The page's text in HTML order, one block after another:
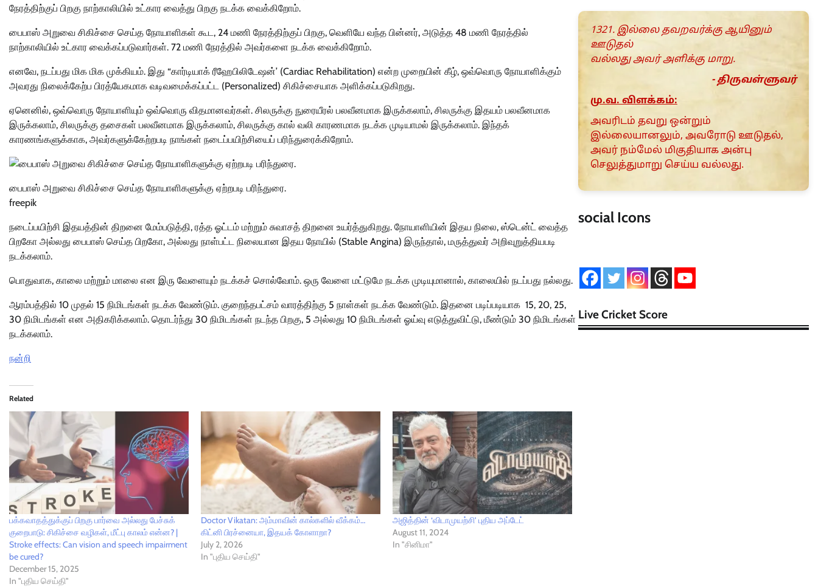
நேரத்திற்குப் பிறகு நாற்காலியில் உட்கார வைத்து பிறகு நடக்க வைக்கிறோம்.
பைபாஸ் அறுவை சிகிச்சை செய்த நோயாளிகள் கூட, 24 மணி நேரத்திற்குப் பிறகு, வெளியே வந்த பின்னர், அடுத்த 48 மணி நேரத்தில்
நாற்காலியில் உட்கார வைக்கப்படுவார்கள். 72 மணி நேரத்தில் அவர்களை நடக்க வைக்கிறோம்.
எனவே, நடப்பது மிக மிக முக்கியம். இது “கார்டியாக் ரீஹேபிலிடேஷன்’ (Cardiac Rehabilitation) என்ற முறையின் கீழ், ஒவ்வொரு நோயாளிக்கும்
அவரது நிலைக்கேற்ப பிரத்யேகமாக வடிவமைக்கப்பட்ட (Personalized) சிகிச்சையாக அளிக்கப்படுகிறது.
ஏனெனில், ஒவ்வொரு நோயாளியும் ஒவ்வொரு விதமானவர்கள். சிலருக்கு நுரையீரல் பலவீனமாக இருக்கலாம், சிலருக்கு இதயம் பலவீனமாக
இருக்கலாம், சிலருக்கு தசைகள் பலவீனமாக இருக்கலாம், சிலருக்கு கால் வலி காரணமாக நடக்க முடியாமல் இருக்கலாம். இந்தக்
காரணங்களுக்காக, அவர்களுக்கேற்றபடி நாங்கள் நடைப்பயிற்சியைப் பரிந்துரைக்கிறோம்.
பைபாஸ் அறுவை சிகிச்சை செய்த நோயாளிகளுக்கு ஏற்றபடி பரிந்துரை.
freepik
நடைப்பயிற்சி இதயத்தின் திறனை மேம்படுத்தி, ரத்த ஓட்டம் மற்றும் சுவாசத் திறனை உயர்த்துகிறது. நோயாளியின் இதய நிலை, ஸ்டென்ட் வைத்த
பிறகோ அல்லது பைபாஸ் செய்த பிறகோ, அல்லது நாள்பட்ட நிலையான இதய நோயில் (Stable Angina) இருந்தால், மருத்துவர் அறிவுறுத்தியபடி
நடக்கலாம்.
பொதுவாக, காலை மற்றும் மாலை என இரு வேளையும் நடக்கச் சொல்வோம். ஒரு வேளை மட்டுமே நடக்க முடியுமானால், காலையில் நடப்பது நல்லது.
ஆரம்பத்தில் 10 முதல் 15 நிமிடங்கள் நடக்க வேண்டும். குறைந்தபட்சம் வாரத்திற்கு 5 நாள்கள் நடக்க வேண்டும். இதனை படிப்படியாக 15, 20, 25,
30 நிமிடங்கள் என அதிகரிக்கலாம். தொடர்ந்து 30 நிமிடங்கள் நடந்த பிறகு, 5 அல்லது 10 நிமிடங்கள் ஓய்வு எடுத்துவிட்டு, மீண்டும் 30 நிமிடங்கள்
நடக்கலாம்.
நன்றி
Related
பக்கவாதத்துக்குப் பிறகு பார்வை அல்லது பேச்சுக்
குறைபாடு: சிகிச்சை வழிகள், மீட்பு காலம் என்ன? |
Stroke effects: Can vision and speech impairment
be cured?
December 15, 2025
In "புதிய செய்தி"
Doctor Vikatan: அம்மாவின் கால்களில் வீக்கம்…
கிட்னி பிரச்னையா, இதயக் கோளாறா?
July 2, 2026
In "புதிய செய்தி"
அஜித்தின் ‘விடாமுயற்சி’ புதிய அப்டேட்
August 11, 2024
In "சினிமா"
1321. இல்லை தவறவர்க்கு ஆயினும்
ஊடுதல்
வல்லது அவர் அளிக்கு மாறு.
- திருவள்ளுவர்
மு.வ. விளக்கம்:
அவரிடம் தவறு ஒன்றும்
இல்லையானலும், அவரோடு ஊடுதல்,
அவர் நம்மேல் மிகுதியாக அன்பு
செலுத்துமாறு செய்ய வல்லது.
social Icons
Live Cricket Score